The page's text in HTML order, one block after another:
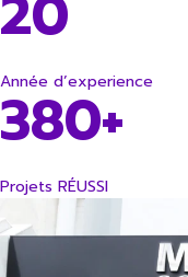
Année d’experience
380+
Projets RÉUSSI